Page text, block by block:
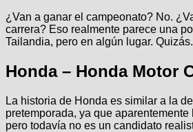
¿Van a ganar el campeonato? No.
carrera? Eso realmente parece una
Tailandia, pero en algún lugar. Quizás.
Honda – Honda Motor
La historia de Honda es similar a la
pretemporada, ya que aparentemente
pero todavía no es un candidato